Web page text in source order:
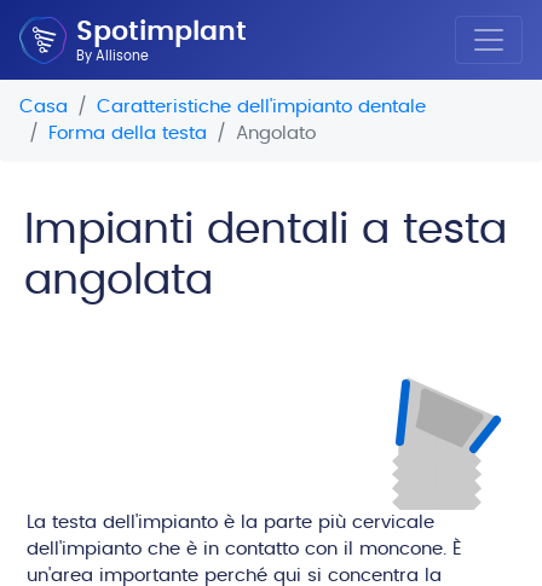
Spotimplant
By Allisone
Casa
Caratteristiche dell'impianto dentale
Forma della testa
Angolato
Impianti dentali a testa
angolata
La testa dell'impianto è la parte più cervicale
dell'impianto che è in contatto con il moncone. È
un'area importante perché qui si concentra la